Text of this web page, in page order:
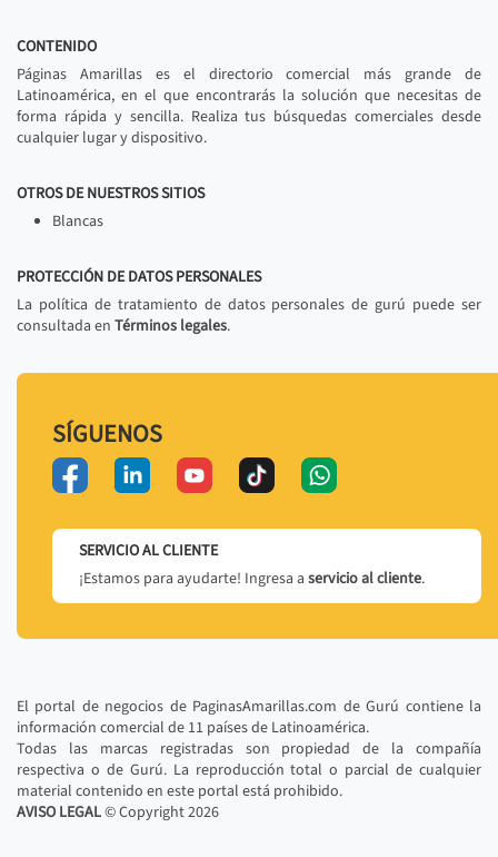
CONTENIDO
Páginas Amarillas es el directorio comercial más grande de
Latinoamérica, en el que encontrarás la solución que necesitas de
forma rápida y sencilla. Realiza tus búsquedas comerciales desde
cualquier lugar y dispositivo.
OTROS DE NUESTROS SITIOS
Blancas
PROTECCIÓN DE DATOS PERSONALES
La política de tratamiento de datos personales de gurú puede ser
consultada en Términos legales.
SÍGUENOS
SERVICIO AL CLIENTE
¡Estamos para ayudarte! Ingresa a servicio al cliente.
El portal de negocios de PaginasAmarillas.com de Gurú contiene la
información comercial de 11 países de Latinoamérica.
Todas las marcas registradas son propiedad de la compañía
respectiva o de Gurú. La reproducción total o parcial de cualquier
material contenido en este portal está prohibido.
AVISO LEGAL© Copyright2026